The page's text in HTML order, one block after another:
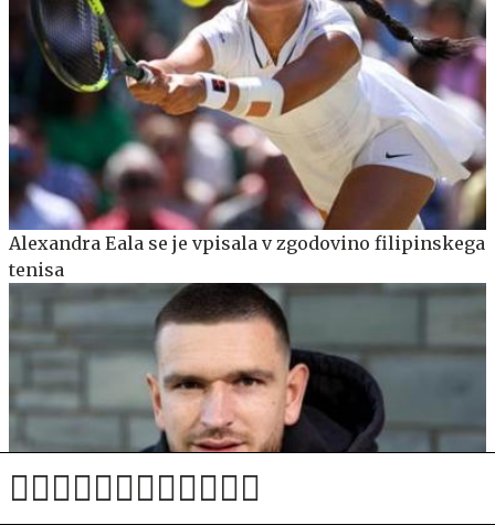
Alexandra Eala se je vpisala v zgodovino filipinskega
tenisa